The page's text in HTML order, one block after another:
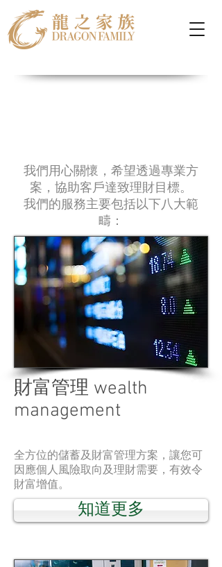
我們用心關懷，希望透過專業方
案，協助客戶達致理財目標。
我們的服務主要包括以下八大範
疇：
財富管理 wealth
management
全方位的儲蓄及財富管理方案，讓您可
因應個人風險取向及理財需要，有效令
財富增值。
知道更多